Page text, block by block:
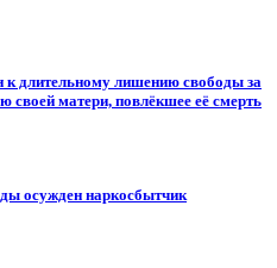
длительному лишению свободы за
своей матери, повлёкшее её смерть
осужден наркосбытчик